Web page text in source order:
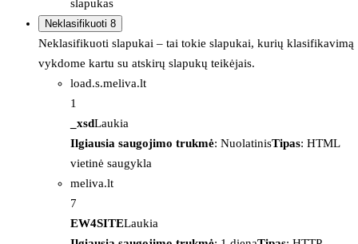
slapukas
Neklasifikuoti 8
Neklasifikuoti slapukai – tai tokie slapukai, kurių klasifikavimą
vykdome kartu su atskirų slapukų teikėjais.
load.s.meliva.lt
1
_xsdLaukia
Ilgiausia saugojimo trukmė: NuolatinisTipas: HTML
vietinė saugykla
meliva.lt
7
EW4SITELaukia